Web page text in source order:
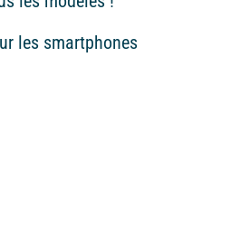
les smartphones